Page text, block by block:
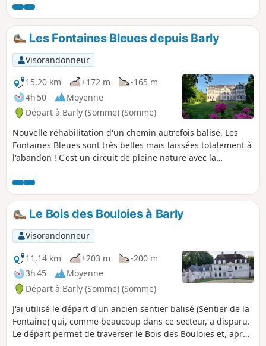
courte que celle des lièvres. Il est bien sûr possible de ne
faire que 17 km (en prenant à gauche au point 11), mais la
petite boucle Nord est très intéressante. Très peu de routes
et les chemins sont très corrects, mais parfois très herbeux.
Changement de parcours en mai 2024, car le chemin entre
le cimetière et l'église est pour le moment barré.
Les Fontaines Bleues depuis Barly
Visorandonneur
15,20 km
+172 m
-165 m
4h 50
Moyenne
Départ à Barly (Somme) (Somme)
Nouvelle réhabilitation d'un chemin autrefois balisé. Les
Fontaines Bleues sont très belles mais laissées totalement à
l'abandon ! C'est un circuit de pleine nature avec la
rando "le Bois des Bouloies". Au point (7), en virant à
gauche, on se retrouve sur ce parcours (vers le lieu-dit les
Tilleuls : point (3). Le total doit alors faire environ 24 km.
Le Bois des Bouloies à Barly
Visorandonneur
11,14 km
+203 m
-200 m
3h 45
Moyenne
Départ à Barly (Somme) (Somme)
J'ai utilisé le départ d'un ancien sentier balisé (Sentier de la
Fontaine) qui, comme beaucoup dans ce secteur, a disparu.
Le départ permet de traverser le Bois des Bouloies et, après